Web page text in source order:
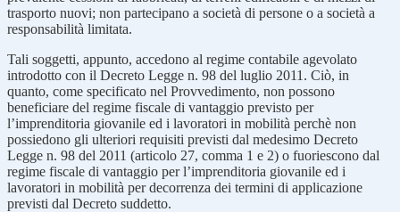
trasporto nuovi; non partecipano a società di persone o a società a
responsabilità limitata.
Tali soggetti, appunto, accedono al regime contabile agevolato
introdotto con il Decreto Legge n. 98 del luglio 2011. Ciò, in
quanto, come specificato nel Provvedimento, non possono
beneficiare del regime fiscale di vantaggio previsto per
l’imprenditoria giovanile ed i lavoratori in mobilità perchè non
possiedono gli ulteriori requisiti previsti dal medesimo Decreto
Legge n. 98 del 2011 (articolo 27, comma 1 e 2) o fuoriescono dal
regime fiscale di vantaggio per l’imprenditoria giovanile ed i
lavoratori in mobilità per decorrenza dei termini di applicazione
previsti dal Decreto suddetto.